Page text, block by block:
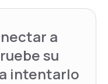
a
su
intentarlo